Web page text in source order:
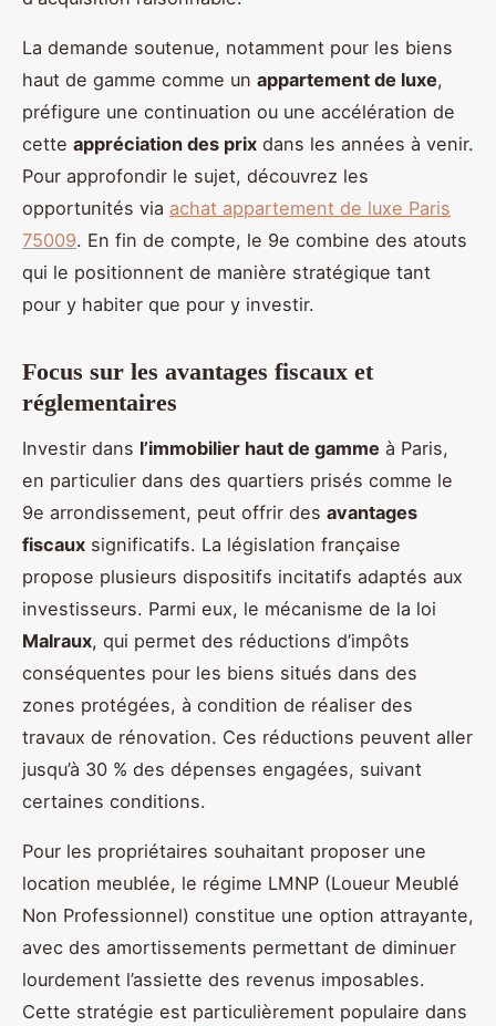
La demande soutenue, notamment pour les biens
haut de gamme comme un appartement de luxe,
préfigure une continuation ou une accélération de
cette appréciation des prix dans les années à venir.
Pour approfondir le sujet, découvrez les
opportunités via achat appartement de luxe Paris
75009. En fin de compte, le 9e combine des atouts
qui le positionnent de manière stratégique tant
pour y habiter que pour y investir.
Focus sur les avantages fiscaux et
réglementaires
Investir dans l’immobilier haut de gamme à Paris,
en particulier dans des quartiers prisés comme le
9e arrondissement, peut offrir des avantages
fiscaux significatifs. La législation française
propose plusieurs dispositifs incitatifs adaptés aux
investisseurs. Parmi eux, le mécanisme de la loi
Malraux, qui permet des réductions d’impôts
conséquentes pour les biens situés dans des
zones protégées, à condition de réaliser des
travaux de rénovation. Ces réductions peuvent aller
jusqu’à 30 % des dépenses engagées, suivant
certaines conditions.
Pour les propriétaires souhaitant proposer une
location meublée, le régime LMNP (Loueur Meublé
Non Professionnel) constitue une option attrayante,
avec des amortissements permettant de diminuer
lourdement l’assiette des revenus imposables.
Cette stratégie est particulièrement populaire dans